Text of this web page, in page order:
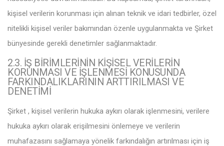
kişisel verilerin korunması için alınan teknik ve idari tedbirler, özel
nitelikli kişisel veriler bakımından özenle uygulanmakta ve Şirket
bünyesinde gerekli denetimler sağlanmaktadır.
2.3. İŞ BİRİMLERİNİN KİŞİSEL VERİLERİN
KORUNMASI VE İŞLENMESİ KONUSUNDA
FARKINDALIKLARININ ARTTIRILMASI VE
DENETİMİ
Şirket , kişisel verilerin hukuka aykırı olarak işlenmesini, verilere
hukuka aykırı olarak erişilmesini önlemeye ve verilerin
muhafazasını sağlamaya yönelik farkındalığın artırılması için iş